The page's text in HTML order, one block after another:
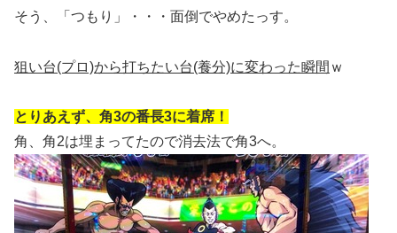
そう、「つもり」・・・面倒でやめたっす。
狙い台(プロ)から打ちたい台(養分)に変わった瞬間 ｗ
とりあえず、角3の番長3に着席！
角、角2は埋まってたので消去法で角3へ。